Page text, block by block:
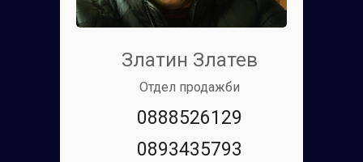
Златин Златев
Отдел продажби
0888526129
0893435793